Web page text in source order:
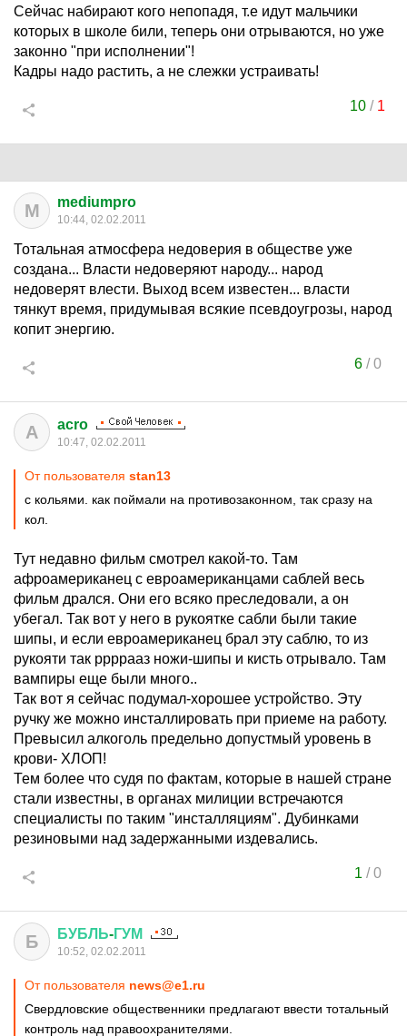
Сейчас набирают кого непопадя, т.е идут мальчики
которых в школе били, теперь они отрываются, но уже
законно "при исполнении"!
Кадры надо растить, а не слежки устраивать!
10 / 1
M mediumpro
10:44, 02.02.2011
Тотальная атмосфера недоверия в обществе уже
создана... Власти недоверяют народу... народ
недоверят влести. Выход всем известен... власти
тянкут время, придумывая всякие псевдоугрозы, народ
копит энергию.
6/0
A acro
10:47, 02.02.2011
От пользователя stan13
с кольями. как поймали на противозаконном, так сразу на
кол.
Тут недавно фильм смотрел какой-то. Там
афроамериканец с евроамериканцами саблей весь
фильм дрался. Они его всяко преследовали, а он
убегал. Так вот у него в рукоятке сабли были такие
шипы, и если евроамериканец брал эту саблю, то из
рукояти так ррррааз ножи-шипы и кисть отрывало. Там
вампиры еще были много..
Так вот я сейчас подумал-хорошее устройство. Эту
ручку же можно инсталлировать при приеме на работу.
Превысил алкоголь предельно допустмый уровень в
крови- ХЛОП!
Тем более что судя по фактам, которые в нашей стране
стали известны, в органах милиции встречаются
специалисты по таким "инсталляциям". Дубинками
резиновыми над задержанными издевались.
1 /0
Б БУБЛЬ-ГУМ
10:52, 02.02.2011
От пользователя news@e1.ru
Свердловские общественники предлагают ввести тотальный
контроль над правоохранителями.